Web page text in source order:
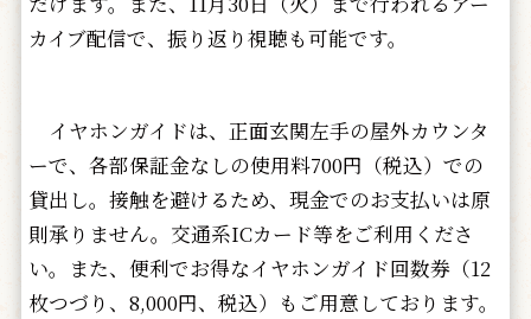
カイブ配信で、振り返り視聴も可能です。
イヤホンガイドは、正面玄関左手の屋外カウンタ
ーで、各部保証金なしの使用料700円（税込）での
貸出し。接触を避けるため、現金でのお支払いは原
則承りません。交通系ICカード等をご利用くださ
い。また、便利でお得なイヤホンガイド回数券（12
枚つづり、8,000円、税込）もご用意しております。